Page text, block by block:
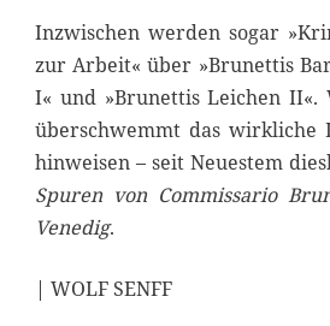
Inzwischen werden sogar
zur Arbeit« über »Brunettis
I« und »Brunettis Leichen
überschwemmt das wirkliche
hinweisen – seit Neuestem
Spuren von Commissario
Venedig.
| WOLF SENFF